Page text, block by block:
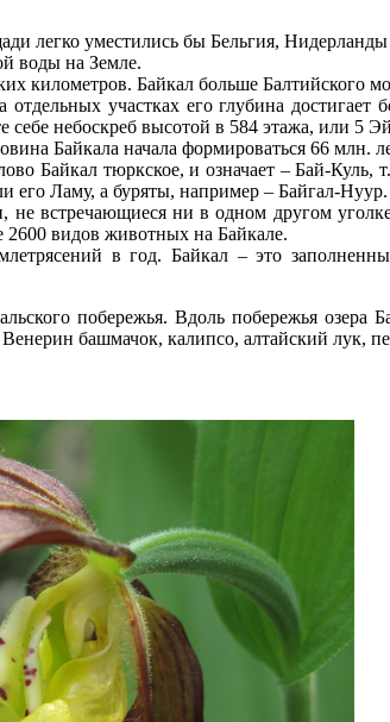
легко уместились бы Бельгия,
воды на Земле.
километров. Байкал больше Балтийского
участках его глубина
небоскреб высотой в 584 этажа, или 5
Байкала начала формироваться 66
Байкал тюркское, и означает – Бай-
его Ламу, а буряты, например – Байгал-
не встречающиеся ни в одном другом
2600 видов животных на Байкале.
в год. Байкал – это
побережья. Вдоль побережья
башмачок, калипсо, алтайский лук,